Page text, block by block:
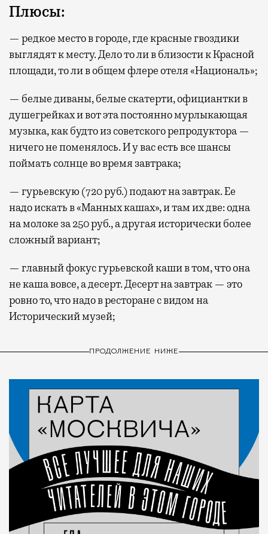
Плюсы:
— редкое место в городе, где красные гвоздики
выглядят к месту. Дело то ли в близости к Красной
площади, то ли в общем флере отеля «Националь»;
— белые диваны, белые скатерти, официантки в
душегрейках и вот эта постоянно мурлыкающая
музыка, как будто из советского репродуктора —
ничего не поменялось. И у вас есть все шансы
поймать солнце во время завтрака;
— гурьевскую (720 руб.) подают на завтрак. Ее
надо искать в «Манных кашах», и там их две: одна
на молоке за 250 руб., а другая исторически более
сложный вариант;
— главный фокус гурьевской каши в том, что она
не каша вовсе, а десерт. Десерт на завтрак — это
ровно то, что надо в ресторане с видом на
Исторический музей;
ПРОДОЛЖЕНИЕ НИЖЕ